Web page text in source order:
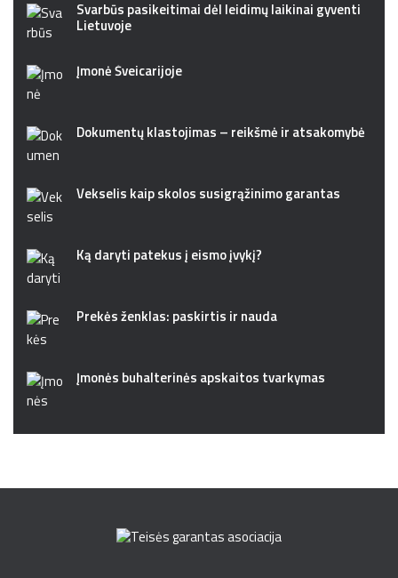
Svarbūs pasikeitimai dėl leidimų laikinai gyventi
Lietuvoje
Įmonė Šveicarijoje
Dokumentų klastojimas – reikšmė ir atsakomybė
Vekselis kaip skolos susigrąžinimo garantas
Ką daryti patekus į eismo įvykį?
Prekės ženklas: paskirtis ir nauda
Įmonės buhalterinės apskaitos tvarkymas